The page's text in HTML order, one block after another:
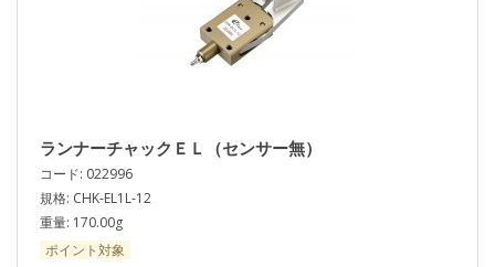
ランナーチャックＥＬ（センサー無）
コード: 022996
規格: CHK-EL1L-12
重量: 170.00g
ポイント対象